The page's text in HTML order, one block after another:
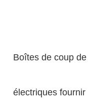
Boîtes de coup
électriques